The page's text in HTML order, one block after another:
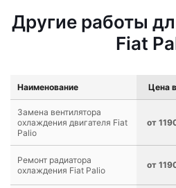
Другие работы
Fiat
Наименование Цена
Замена вентилятора
охлаждения двигателя Fiat
Palio
от
Ремонт радиатора
охлаждения Fiat Palio
от